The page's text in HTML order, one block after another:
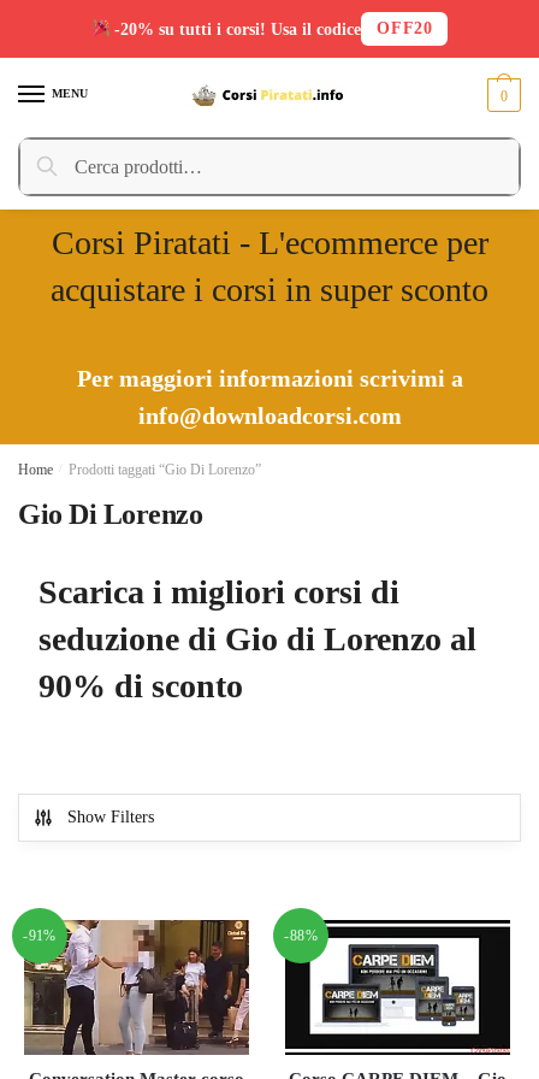
MENU
Cerca:
Cerca
0
Corsi Piratati - L'ecommerce per
acquistare i corsi in super sconto
Per maggiori informazioni scrivimi a
info@downloadcorsi.com
Home Prodotti taggati “Gio Di Lorenzo”
Gio Di Lorenzo
Scarica i migliori corsi di
seduzione di Gio di Lorenzo al
90% di sconto
Show Filters
-91% -88%
-20% su tutti i corsi! Usa il codice OFF20